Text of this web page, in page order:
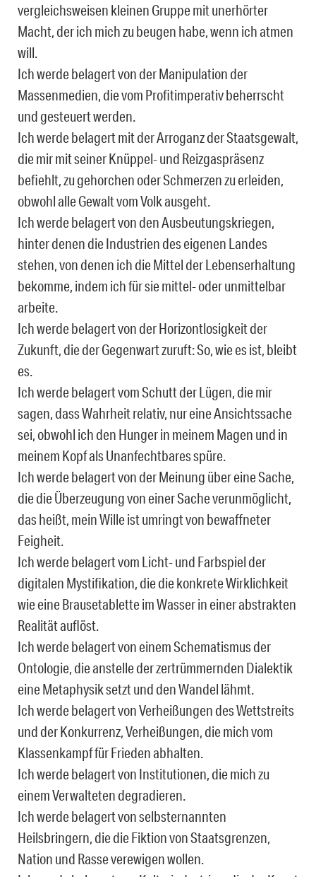
vergleichsweisen kleinen Gruppe mit unerhörter
Macht, der ich mich zu beugen habe, wenn ich atmen
will.
Ich werde belagert von der Manipulation der
Massenmedien, die vom Profitimperativ beherrscht
und gesteuert werden.
Ich werde belagert mit der Arroganz der Staatsgewalt,
die mir mit seiner Knüppel- und Reizgaspräsenz
befiehlt, zu gehorchen oder Schmerzen zu erleiden,
obwohl alle Gewalt vom Volk ausgeht.
Ich werde belagert von den Ausbeutungskriegen,
hinter denen die Industrien des eigenen Landes
stehen, von denen ich die Mittel der Lebenserhaltung
bekomme, indem ich für sie mittel- oder unmittelbar
arbeite.
Ich werde belagert von der Horizontlosigkeit der
Zukunft, die der Gegenwart zuruft: So, wie es ist, bleibt
es.
Ich werde belagert vom Schutt der Lügen, die mir
sagen, dass Wahrheit relativ, nur eine Ansichtssache
sei, obwohl ich den Hunger in meinem Magen und in
meinem Kopf als Unanfechtbares spüre.
Ich werde belagert von der Meinung über eine Sache,
die die Überzeugung von einer Sache verunmöglicht,
das heißt, mein Wille ist umringt von bewaffneter
Feigheit.
Ich werde belagert vom Licht- und Farbspiel der
digitalen Mystifikation, die die konkrete Wirklichkeit
wie eine Brausetablette im Wasser in einer abstrakten
Realität auflöst.
Ich werde belagert von einem Schematismus der
Ontologie, die anstelle der zertrümmernden Dialektik
eine Metaphysik setzt und den Wandel lähmt.
Ich werde belagert von Verheißungen des Wettstreits
und der Konkurrenz, Verheißungen, die mich vom
Klassenkampf für Frieden abhalten.
Ich werde belagert von Institutionen, die mich zu
einem Verwalteten degradieren.
Ich werde belagert von selbsternannten
Heilsbringern, die die Fiktion von Staatsgrenzen,
Nation und Rasse verewigen wollen.